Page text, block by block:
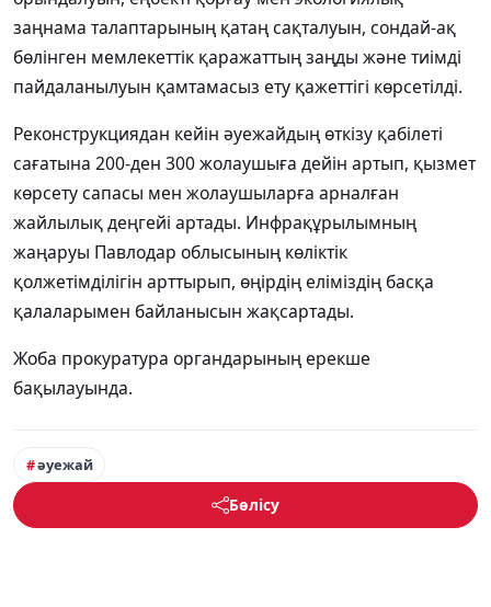
заңнама талаптарының қатаң сақталуын, сондай-ақ
бөлінген мемлекеттік қаражаттың заңды және тиімді
пайдаланылуын қамтамасыз ету қажеттігі көрсетілді.
Реконструкциядан кейін әуежайдың өткізу қабілеті
сағатына 200-ден 300 жолаушыға дейін артып, қызмет
көрсету сапасы мен жолаушыларға арналған
жайлылық деңгейі артады. Инфрақұрылымның
жаңаруы Павлодар облысының көліктік
қолжетімділігін арттырып, өңірдің еліміздің басқа
қалаларымен байланысын жақсартады.
Жоба прокуратура органдарының ерекше
бақылауында.
әуежай
Бөлісу